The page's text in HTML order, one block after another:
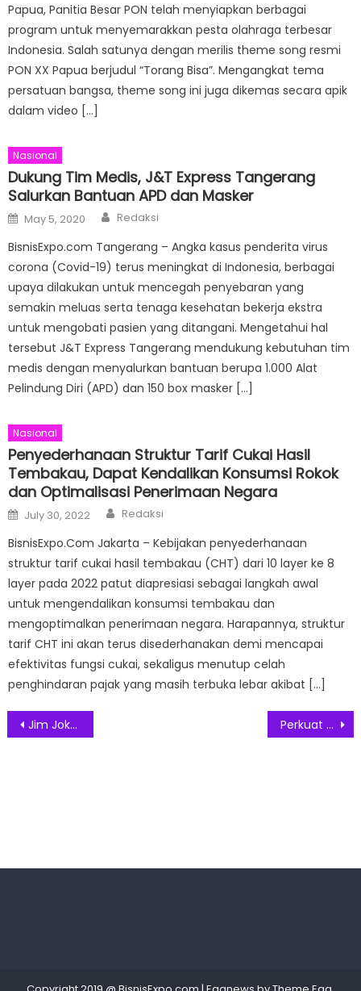
Papua, Panitia Besar PON telah menyiapkan berbagai
program untuk menyemarakkan pesta olahraga terbesar
Indonesia. Salah satunya dengan merilis theme song resmi
PON XX Papua berjudul “Torang Bisa”. Mengangkat tema
persatuan bangsa, theme song ini juga dikemas secara apik
dalam video […]
Nasional
Dukung Tim Medis, J&T Express Tangerang
Salurkan Bantuan APD dan Masker
Posted
on
May 5, 2020 Author
Redaksi
BisnisExpo.com Tangerang – Angka kasus penderita virus
corona (Covid-19) terus meningkat di Indonesia, berbagai
upaya dilakukan untuk mencegah penyebaran yang
semakin meluas serta tenaga kesehatan bekerja ekstra
untuk mengobati pasien yang ditangani. Mengetahui hal
tersebut J&T Express Tangerang mendukung kebutuhan tim
medis dengan menyalurkan bantuan berupa 1.000 Alat
Pelindung Diri (APD) dan 150 box masker […]
Nasional
Penyederhanaan Struktur Tarif Cukai Hasil
Tembakau, Dapat Kendalikan Konsumsi Rokok
dan Optimalisasi Penerimaan Negara
Posted
on
July 30, 2022 Author
Redaksi
BisnisExpo.Com Jakarta – Kebijakan penyederhanaan
struktur tarif cukai hasil tembakau (CHT) dari 10 layer ke 8
layer pada 2022 patut diapresiasi sebagai langkah awal
untuk mengendalikan konsumsi tembakau dan
mengoptimalkan penerimaan negara. Harapannya, struktur
tarif CHT ini akan terus disederhanakan demi mencapai
efektivitas fungsi cukai, sekaligus menutup celah
penghindaran pajak yang masih terbuka lebar akibat […]
Post
Jim Joker Pelopor Sepatu yang Modern, Elegan dan Berkualitas Perkuat Komitmen Hadirkan Pendidikan Kelas Dunia, Sampoerna Academy Surabaya Resmikan Kampus Kedua di Grand Pakuwon